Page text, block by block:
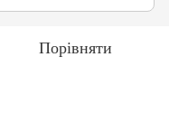
Порівняти